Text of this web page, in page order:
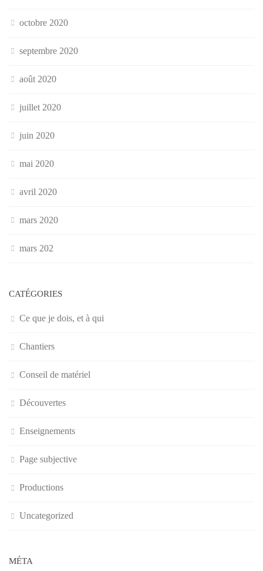
octobre 2020
septembre 2020
août 2020
juillet 2020
juin 2020
mai 2020
avril 2020
mars 2020
mars 202
CATÉGORIES
Ce que je dois, et à qui
Chantiers
Conseil de matériel
Découvertes
Enseignements
Page subjective
Productions
Uncategorized
MÉTA